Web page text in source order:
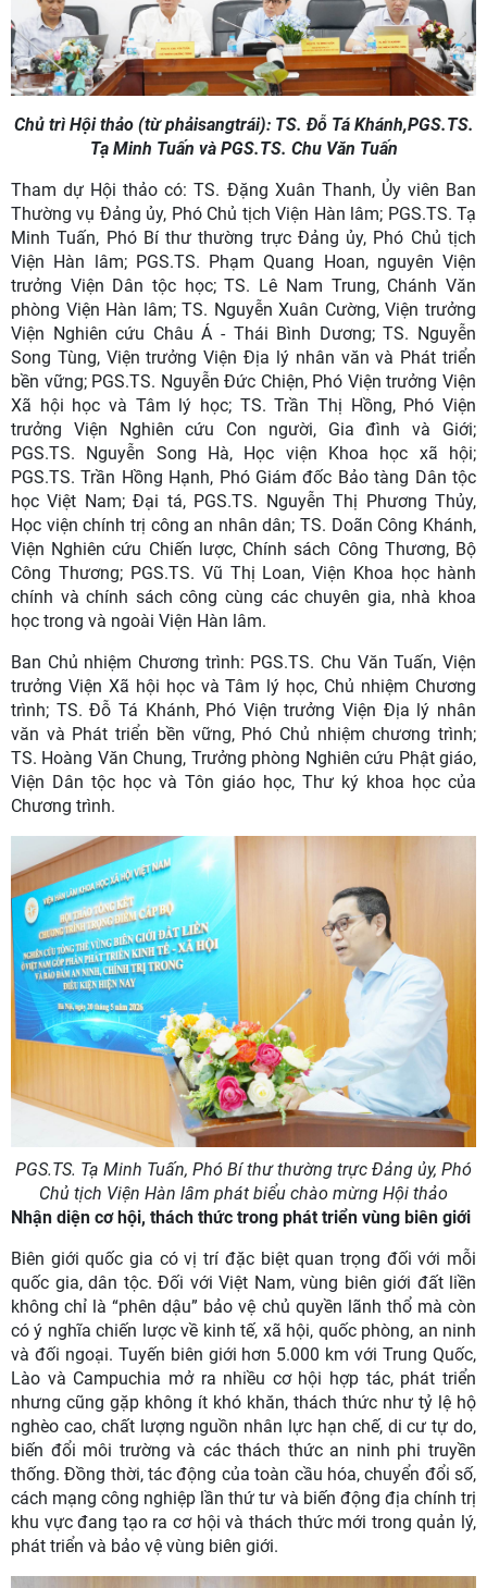
Chủ trì Hội thảo (từ phảisangtrái): TS. Đỗ Tá Khánh,PGS.TS.
Tạ Minh Tuấn và PGS.TS. Chu Văn Tuấn
Tham dự Hội thảo có: TS. Đặng Xuân Thanh, Ủy viên Ban
Thường vụ Đảng ủy, Phó Chủ tịch Viện Hàn lâm; PGS.TS. Tạ
Minh Tuấn, Phó Bí thư thường trực Đảng ủy, Phó Chủ tịch
Viện Hàn lâm; PGS.TS. Phạm Quang Hoan, nguyên Viện
trưởng Viện Dân tộc học; TS. Lê Nam Trung, Chánh Văn
phòng Viện Hàn lâm; TS. Nguyễn Xuân Cường, Viện trưởng
Viện Nghiên cứu Châu Á - Thái Bình Dương; TS. Nguyễn
Song Tùng, Viện trưởng Viện Địa lý nhân văn và Phát triển
bền vững; PGS.TS. Nguyễn Đức Chiện, Phó Viện trưởng Viện
Xã hội học và Tâm lý học; TS. Trần Thị Hồng, Phó Viện
trưởng Viện Nghiên cứu Con người, Gia đình và Giới;
PGS.TS. Nguyễn Song Hà, Học viện Khoa học xã hội;
PGS.TS. Trần Hồng Hạnh, Phó Giám đốc Bảo tàng Dân tộc
học Việt Nam; Đại tá, PGS.TS. Nguyễn Thị Phương Thủy,
Học viện chính trị công an nhân dân; TS. Doãn Công Khánh,
Viện Nghiên cứu Chiến lược, Chính sách Công Thương, Bộ
Công Thương; PGS.TS. Vũ Thị Loan, Viện Khoa học hành
chính và chính sách công cùng các chuyên gia, nhà khoa
học trong và ngoài Viện Hàn lâm.
Ban Chủ nhiệm Chương trình: PGS.TS. Chu Văn Tuấn, Viện
trưởng Viện Xã hội học và Tâm lý học, Chủ nhiệm Chương
trình; TS. Đỗ Tá Khánh, Phó Viện trưởng Viện Địa lý nhân
văn và Phát triển bền vững, Phó Chủ nhiệm chương trình;
TS. Hoàng Văn Chung, Trưởng phòng Nghiên cứu Phật giáo,
Viện Dân tộc học và Tôn giáo học, Thư ký khoa học của
Chương trình.
PGS.TS. Tạ Minh Tuấn, Phó Bí thư thường trực Đảng ủy, Phó
Chủ tịch Viện Hàn lâm phát biểu chào mừng Hội thảo
Nhận diện cơ hội, thách thức trong phát triển vùng biên giới
Biên giới quốc gia có vị trí đặc biệt quan trọng đối với mỗi
quốc gia, dân tộc. Đối với Việt Nam, vùng biên giới đất liền
không chỉ là “phên dậu” bảo vệ chủ quyền lãnh thổ mà còn
có ý nghĩa chiến lược về kinh tế, xã hội, quốc phòng, an ninh
và đối ngoại. Tuyến biên giới hơn 5.000 km với Trung Quốc,
Lào và Campuchia mở ra nhiều cơ hội hợp tác, phát triển
nhưng cũng gặp không ít khó khăn, thách thức như tỷ lệ hộ
nghèo cao, chất lượng nguồn nhân lực hạn chế, di cư tự do,
biến đổi môi trường và các thách thức an ninh phi truyền
thống. Đồng thời, tác động của toàn cầu hóa, chuyển đổi số,
cách mạng công nghiệp lần thứ tư và biến động địa chính trị
khu vực đang tạo ra cơ hội và thách thức mới trong quản lý,
phát triển và bảo vệ vùng biên giới.